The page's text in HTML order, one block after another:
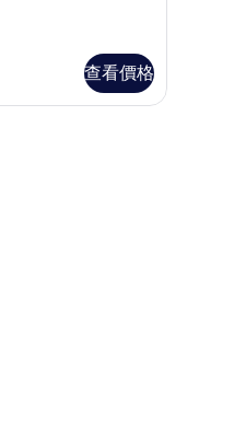
查看價格